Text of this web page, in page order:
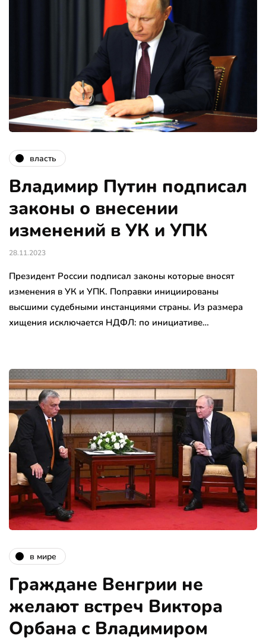
власть
Владимир Путин подписал
законы о внесении
изменений в УК и УПК
28.11.2023
Президент России подписал законы которые вносят
изменения в УК и УПК. Поправки инициированы
высшими судебными инстанциями страны. Из размера
хищения исключается НДФЛ: по инициативе…
в мире
Граждане Венгрии не
желают встреч Виктора
Орбана с Владимиром